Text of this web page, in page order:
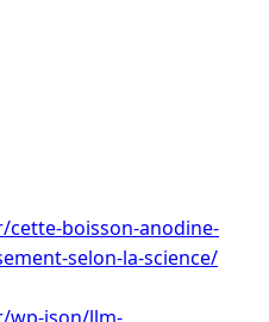
boisson-anodine-
selon-la-science/